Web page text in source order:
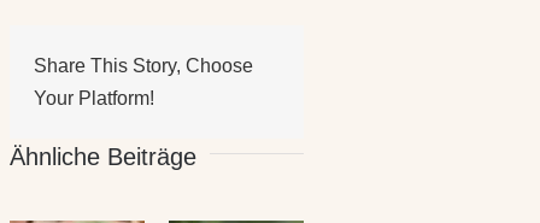
Share This Story, Choose
Your Platform!
Ähnliche Beiträge